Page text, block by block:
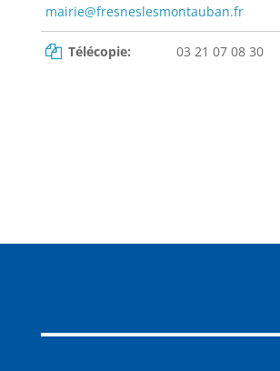
mairie@fresneslesmontauban.fr
Télécopie: 03 21 07 08 30